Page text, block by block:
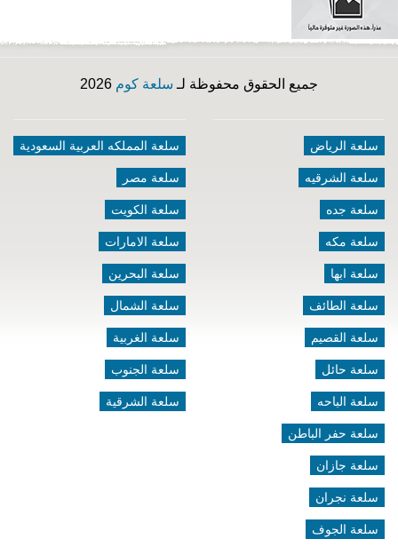
جميع الحقوق محفوظة لـ سلعة كوم
سلعة الرياض
سلعة الشرقيه
سلعة جده
سلعة مكه
سلعة ابها
سلعة الطائف
سلعة القصيم
سلعة حائل
سلعة الباحه
سلعة حفر الباطن
سلعة جازان
سلعة نجران
سلعة الجوف
سلعة المملكه العربية السعودية
سلعة مصر
سلعة الكويت
سلعة الامارات
سلعة البحرين
سلعة الشمال
سلعة الغربية
سلعة الجنوب
سلعة الشرقية